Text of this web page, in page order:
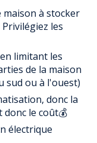
maison à stocker
les
limitant les
de la maison
sud ou à l'ouest)
donc la
donc le coût💰
électrique